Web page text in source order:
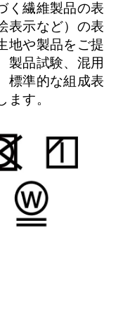
く繊維製品の表
表示など）の表
地や製品をご提
製品試験、混用
標準的な組成表
す。